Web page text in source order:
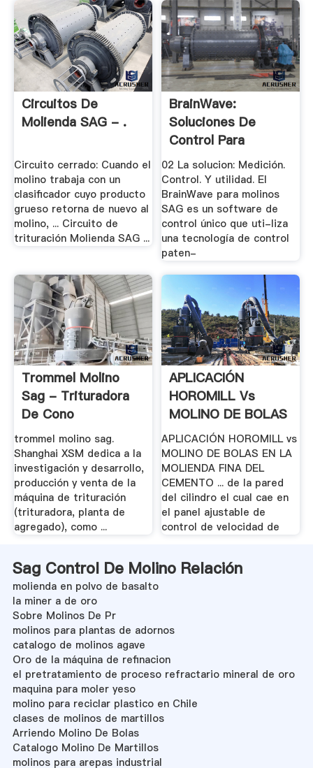
Circuitos De
Molienda SAG - .
Circuito cerrado: Cuando el
molino trabaja con un
clasiﬁcador cuyo producto
grueso retorna de nuevo al
molino, ... Circuito de
trituración Molienda SAG ...
BrainWave:
Soluciones De
Control Para
Molinos SAG
02 La solucion: Medición.
Control. Y utilidad. El
BrainWave para molinos
SAG es un software de
control único que uti-liza
una tecnología de control
paten-
Trommel Molino
Sag - Trituradora
De Cono
trommel molino sag.
Shanghai XSM dedica a la
investigación y desarrollo,
producción y venta de la
máquina de trituración
(trituradora, planta de
agregado), como ...
APLICACIÓN
HOROMILL Vs
MOLINO DE BOLAS
EN LA .
APLICACIÓN HOROMILL vs
MOLINO DE BOLAS EN LA
MOLIENDA FINA DEL
CEMENTO ... de la pared
del cilindro el cual cae en
el panel ajustable de
control de velocidad de
Sag Control De Molino Relación
molienda en polvo de basalto
la miner a de oro
Sobre Molinos De Pr
molinos para plantas de adornos
catalogo de molinos agave
Oro de la máquina de refinacion
el pretratamiento de proceso refractario mineral de oro
maquina para moler yeso
molino para reciclar plastico en Chile
clases de molinos de martillos
Arriendo Molino De Bolas
Catalogo Molino De Martillos
molinos para arepas industrial